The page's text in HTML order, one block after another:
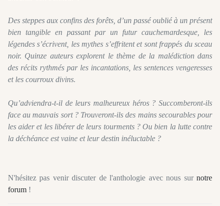
Des steppes aux confins des forêts, d’un passé oublié à un présent
bien tangible en passant par un futur cauchemardesque, les
légendes s’écrivent, les mythes s’effritent et sont frappés du sceau
noir. Quinze auteurs explorent le thème de la malédiction dans
des récits rythmés par les incantations, les sentences vengeresses
et les courroux divins.
Qu’adviendra-t-il de leurs malheureux héros ? Succomberont-ils
face au mauvais sort ? Trouveront-ils des mains secourables pour
les aider et les libérer de leurs tourments ? Ou bien la lutte contre
la déchéance est vaine et leur destin inéluctable ?
N'hésitez pas venir discuter de l'anthologie avec nous sur notre
forum !